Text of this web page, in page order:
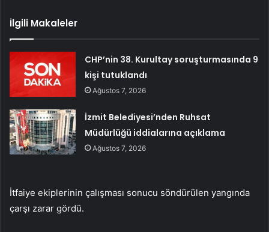
İlgili Makaleler
CHP’nin 38. Kurultay soruşturmasında 9
kişi tutuklandı
Ağustos 7, 2026
İzmit Belediyesi’nden Ruhsat
Müdürlüğü iddialarına açıklama
Ağustos 7, 2026
İtfaiye ekiplerinin çalışması sonucu söndürülen yangında
çarşı zarar gördü.